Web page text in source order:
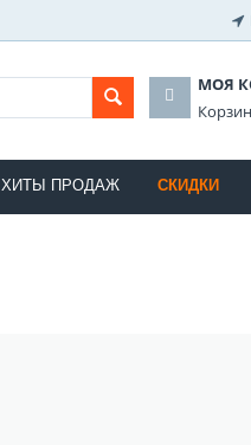
МОЯ
ХИТЫ ПРОДАЖ СКИДКИ